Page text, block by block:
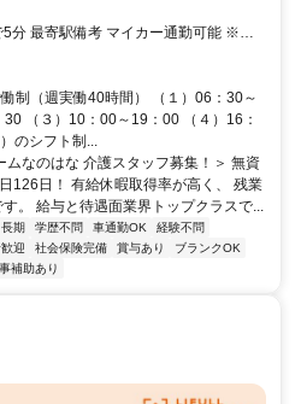
可能！
能 ※無
制（週実働40時間） （１）06：30～
（３）10：00～19：00 （４）16：
のシフト制...
ムなのはな 介護スタッフ募集！＞ 無資
126日！ 有給休暇取得率が高く、 残業
。 給与と待遇面業界トップクラスで...
長期 学歴不問 車通勤OK
経験不問
迎 社会保険完備 賞与あり
ブランクOK
補助あり